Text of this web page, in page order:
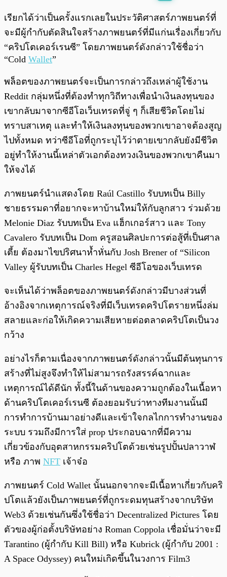
พร้อมเล่น
เรียกได้ว่าเป็นครั้งแรกเลยในประวัติศาสตร์ภาพยนตร์ที่
จะมีผู้กำกับตัดสินใจสร้างภาพยนตร์ที่มีแก่นเรื่องเกี่ยวกับ
“คริปโตเคอร์เรนซี” โดยภาพยนตร์ดังกล่าวใช้ชื่อว่า
“Cold Wallet”
พล็อตของภาพยนตร์จะเป็นการกล่าวถึงเหล่าผู้ใช้งาน
Reddit กลุ่มหนึ่งที่ต้องทำทุกวิถีทางเพื่อนำเงินลงทุนของ
เขากลับมาจากซีอีโอเว็บเทรดที่จู่ ๆ ก็เสียชีวิตโดยไม่
ทราบสาเหตุ และทำให้เงินลงทุนของพวกเขาอาจต้องสูญ
ไปทั้งหมด ทว่าซีอีโอที่ถูกระบุไว้ว่าตายเขากลับยังมีชีวิต
อยู่ทำให้งานนี้เหล่าตัวเอกต้องทวงเงินของพวกเขาคืนมา
ให้จงได้
ภาพยนตร์นำแสดงโดย Raúl Castillo รับบทเป็น Billy
ชายธรรมดาที่อยากจะหาบ้านใหม่ให้กับลูกสาว ร่วมด้วย
Melonie Diaz รับบทเป็น Eva แฮ็กเกอร์สาว และ Tony
Cavalero รับบทเป็น Dom ครูสอนศิลปะการต่อสู้ที่เป็นศาล
เตี้ย ต้องมาไขปริศนาห้ำหั่นกับ Josh Brener of “Silicon
Valley ผู้รับบทเป็น Charles Hegel ซีอีโอของเว็บเทรด
จะเห็นได้ว่าพล็อตของภาพยนตร์ดังกล่าวมีบางส่วนที่
อ้างอิงจากเหตุการณ์จริงที่มีเว็บเทรดคริปโตรายหนึ่งล่ม
สลายและก่อให้เกิดความเสียหายต่อตลาดคริปโตเป็นวง
กว้าง
อย่างไรก็ตามเนื่องจากภาพยนตร์ดังกล่าวนั้นมีต้นทุนการ
สร้างที่ไม่สูงจึงทำให้ไม่สามารถรังสรรค์ฉากและ
เหตุการณ์ได้ดีนัก ทั้งนี้ในด้านของความถูกต้องในเนื้อหา
ด้านคริปโตเคอร์เรนซี ต้องยอมรับว่าทางทีมงานนั้นมี
การทำการบ้านมาอย่างดีและเข้าใจกลไกการทำงานของ
ระบบ รวมถึงมีการใส่ prop ประกอบฉากที่มีความ
เกี่ยวข้องกับอุตสาหกรรมคริปโตด้วยเช่นรูปปั้นปลาวาฬ
หรือ ภาพ NFT เจ้าจ๋อ
ภาพยนตร์ Cold Wallet นั้นนอกจากจะมีเนื้อหาเกี่ยวกับคริ
ปโตแล้วยังเป็นภาพยนตร์ที่ถูกระดมทุนสร้างจากบริษัท
Web3 ด้วยเช่นกันซึ่งใช้ชื่อว่า Decentralized Pictures โดย
ตัวของผู้ก่อตั้งบริษัทอย่าง Roman Coppola เชื่อมั่นว่าจะมี
Tarantino (ผู้กำกับ Kill Bill) หรือ Kubrick (ผู้กำกับ 2001 :
A Space Odyssey) คนใหม่เกิดขึ้นในวงการ Film3